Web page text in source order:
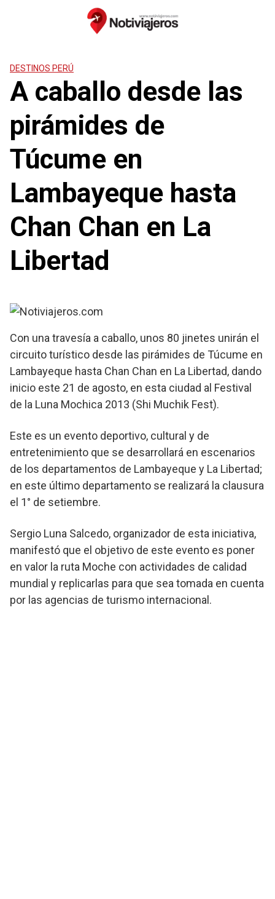
DESTINOS PERÚ
A caballo desde las
pirámides de
Túcume en
Lambayeque hasta
Chan Chan en La
Libertad
Con una travesía a caballo, unos 80 jinetes unirán el
circuito turístico desde las pirámides de Túcume en
Lambayeque hasta Chan Chan en La Libertad, dando
inicio este 21 de agosto, en esta ciudad al Festival
de la Luna Mochica 2013 (Shi Muchik Fest).
Este es un evento deportivo, cultural y de
entretenimiento que se desarrollará en escenarios
de los departamentos de Lambayeque y La Libertad;
en este último departamento se realizará la clausura
el 1° de setiembre.
Sergio Luna Salcedo, organizador de esta iniciativa,
manifestó que el objetivo de este evento es poner
en valor la ruta Moche con actividades de calidad
mundial y replicarlas para que sea tomada en cuenta
por las agencias de turismo internacional.